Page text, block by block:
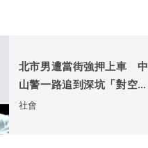
北市男遭當街強押上車 中
山警一路追到深坑「對空開
3槍」救人
社會